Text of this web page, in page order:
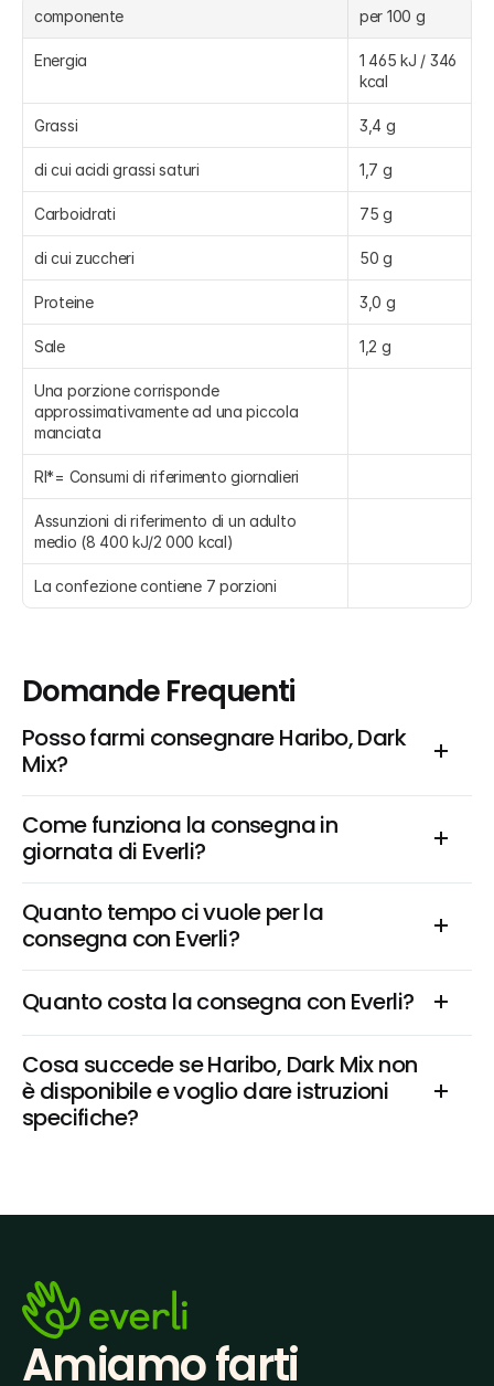
componente per 100 g
Energia
1 465 kJ / 346
kcal
Grassi 3,4 g
di cui acidi grassi saturi 1,7 g
Carboidrati 75 g
di cui zuccheri 50 g
Proteine 3,0 g
Sale 1,2 g
Una porzione corrisponde
approssimativamente ad una piccola
manciata
RI*= Consumi di riferimento giornalieri
Assunzioni di riferimento di un adulto
medio (8 400 kJ/2 000 kcal)
La confezione contiene 7 porzioni
Domande Frequenti
Posso farmi consegnare Haribo, Dark
Mix?
Come funziona la consegna in
giornata di Everli?
Quanto tempo ci vuole per la
consegna con Everli?
Quanto costa la consegna con Everli?
Cosa succede se Haribo, Dark Mix non
è disponibile e voglio dare istruzioni
specifiche?
Amiamo farti